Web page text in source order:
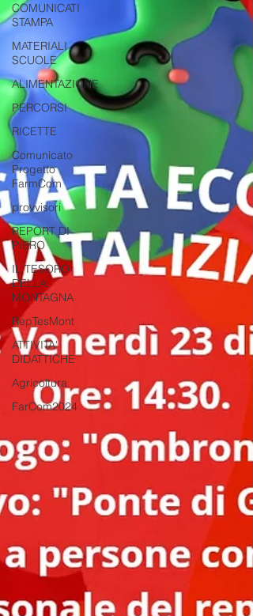
COMUNICATI
STAMPA
MATERIALI
SCUOLE
ALIMENTAZIONE
PERCORSI
RICETTE
Comunicato
Progetto
FarmCom
provvisori
REPORT DI
PIERO
IL TESORO
DELLA
MONTAGNA
RepTesMont
ATTIVITA'
DIDATTICHE
Agricoltura
FarCom2024